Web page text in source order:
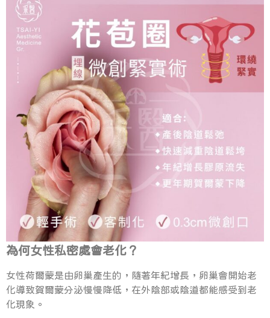
為何女性私密處會老化？
女性荷爾蒙是由卵巢產生的，隨著年紀增長，卵巢會開始老
化導致賀爾蒙分泌慢慢降低，在外陰部或陰道都能感受到老
化現象。